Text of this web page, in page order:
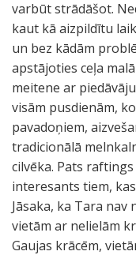
varbūt strādāšot.
kaut kā aizpildītu
un bez kādām
apstājoties ceļa
meitene ar
visām pusdienām,
pavadoņiem,
tradicionālā
cilvēka. Pats
interesants tiem,
Jāsaka, ka Tara
vietām ar nelielām
Gaujas krācēm,